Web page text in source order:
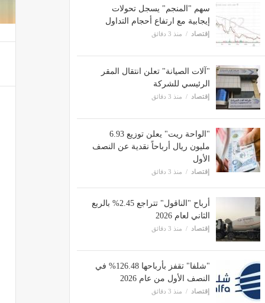
سهم "المنجم" يسجل تحولات
إيجابية مع ارتفاع أحجام التداول
إقتصاد منذ 3 دقائق
"آلات الصيانة" تعلن انتقال المقر
الرئيسي للشركة
إقتصاد منذ 3 دقائق
"الواحة ريت" يعلن توزيع 6.93
مليون ريال أرباحاً نقدية عن النصف
الأول
إقتصاد منذ 3 دقائق
أرباح "الناقول" تتراجع 2.45% بالربع
الثاني لعام 2026
إقتصاد منذ 3 دقائق
"شلفا" تقفز بأرباحها 126.48% في
النصف الأول من عام 2026
إقتصاد منذ 3 دقائق